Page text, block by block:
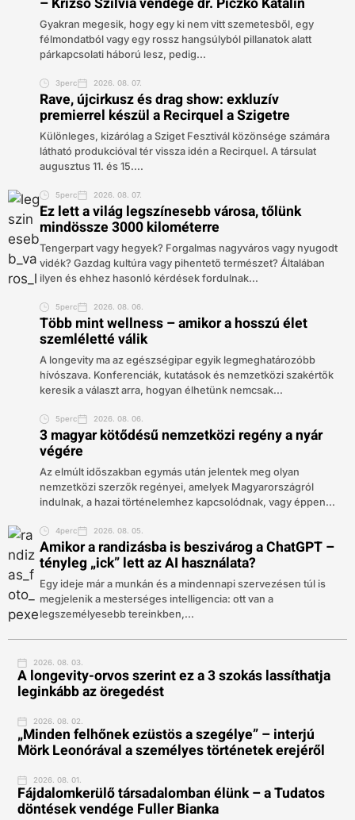
Gyakran megesik, hogy egy ki nem vitt szemetesből, egy
félmondatból vagy egy rossz hangsúlyból pillanatok alatt
párkapcsolati háború lesz, pedig...
3perc 2026. 08. 07.
Rave, újcirkusz és drag show: exkluzív
premierrel készül a Recirquel a Szigetre
Különleges, kizárólag a Sziget Fesztivál közönsége számára
látható produkcióval tér vissza idén a Recirquel. A társulat
augusztus 11. és 15....
5perc 2026. 08. 07.
Ez lett a világ legszínesebb városa, tőlünk
mindössze 3000 kilométerre
Tengerpart vagy hegyek? Forgalmas nagyváros vagy nyugodt
vidék? Gazdag kultúra vagy pihentető természet? Általában
ilyen és ehhez hasonló kérdések fordulnak...
5perc 2026. 08. 06.
Több mint wellness – amikor a hosszú élet
szemléletté válik
A longevity ma az egészségipar egyik legmeghatározóbb
hívószava. Konferenciák, kutatások és nemzetközi szakértők
keresik a választ arra, hogyan élhetünk nemcsak...
5perc 2026. 08. 06.
3 magyar kötődésű nemzetközi regény a nyár
végére
Az elmúlt időszakban egymás után jelentek meg olyan
nemzetközi szerzők regényei, amelyek Magyarországról
indulnak, a hazai történelemhez kapcsolódnak, vagy éppen...
4perc 2026. 08. 05.
Amikor a randizásba is beszivárog a ChatGPT –
tényleg „ick” lett az AI használata?
Egy ideje már a munkán és a mindennapi szervezésen túl is
megjelenik a mesterséges intelligencia: ott van a
legszemélyesebb tereinkben,...
2026. 08. 03.
A longevity-orvos szerint ez a 3 szokás lassíthatja
leginkább az öregedést
2026. 08. 02.
„Minden felhőnek ezüstös a szegélye” – interjú
Mörk Leonórával a személyes történetek erejéről
2026. 08. 01.
Fájdalomkerülő társadalomban élünk – a Tudatos
döntések vendége Fuller Bianka